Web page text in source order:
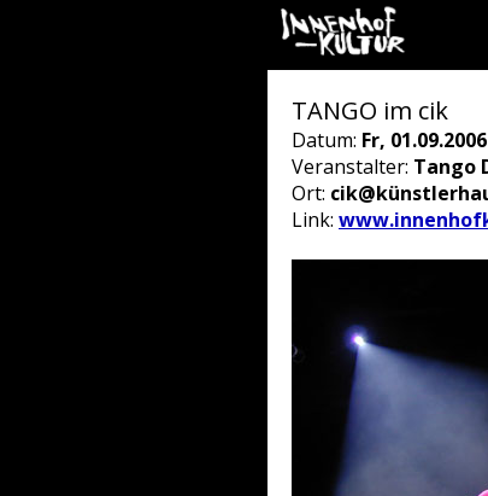
TANGO im cik
Datum: Fr, 01.09.2006
Veranstalter: Tango
Ort:
Link: